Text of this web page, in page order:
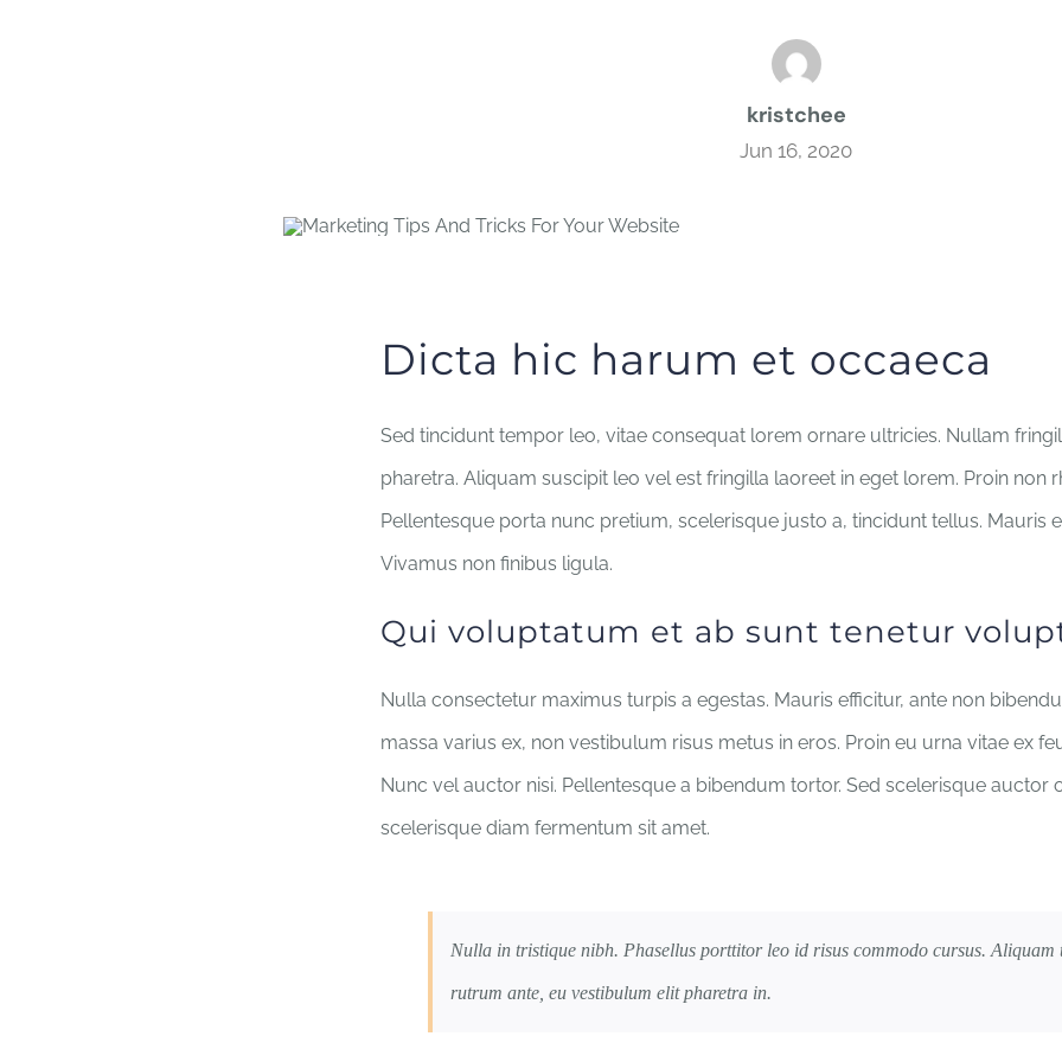
kristchee
Jun 16, 2020
Dicta hic harum et occaeca
Sed tincidunt tempor leo, vitae consequat lorem ornare ultricies. Nullam
pharetra. Aliquam suscipit leo vel est fringilla laoreet in eget lorem. Proin non
Pellentesque porta nunc pretium, scelerisque justo a, tincidunt tellus. Mauris
Vivamus non finibus ligula.
Qui voluptatum et ab sunt tenetur
Nulla consectetur maximus turpis a egestas. Mauris efficitur, ante non
massa varius ex, non vestibulum risus metus in eros. Proin eu urna vitae ex
Nunc vel auctor nisi. Pellentesque a bibendum tortor. Sed scelerisque auctor
scelerisque diam fermentum sit amet.
Nulla in tristique nibh. Phasellus porttitor leo id risus commodo cursus. Aliquam
rutrum ante, eu vestibulum elit pharetra in.